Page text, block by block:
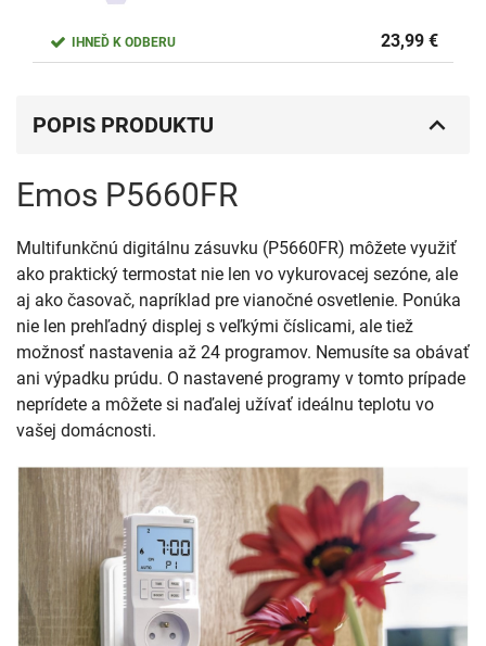
IHNEĎ K ODBERU 23,99 €
POPIS PRODUKTU
Emos P5660FR
Multifunkčnú digitálnu zásuvku (P5660FR) môžete využiť
ako praktický termostat nie len vo vykurovacej sezóne, ale
aj ako časovač, napríklad pre vianočné osvetlenie. Ponúka
nie len prehľadný displej s veľkými číslicami, ale tiež
možnosť nastavenia až 24 programov. Nemusíte sa obávať
ani výpadku prúdu. O nastavené programy v tomto prípade
neprídete a môžete si naďalej užívať ideálnu teplotu vo
vašej domácnosti.